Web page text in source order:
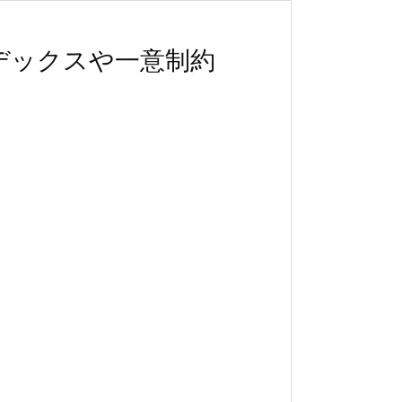
ックスや一意制約